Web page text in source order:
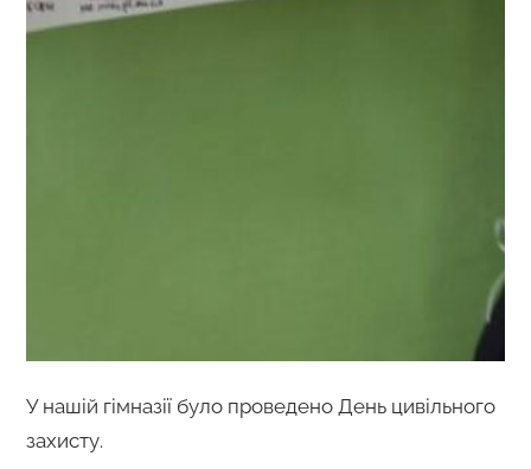
У нашій гімназії було проведено День цивільного
захисту.